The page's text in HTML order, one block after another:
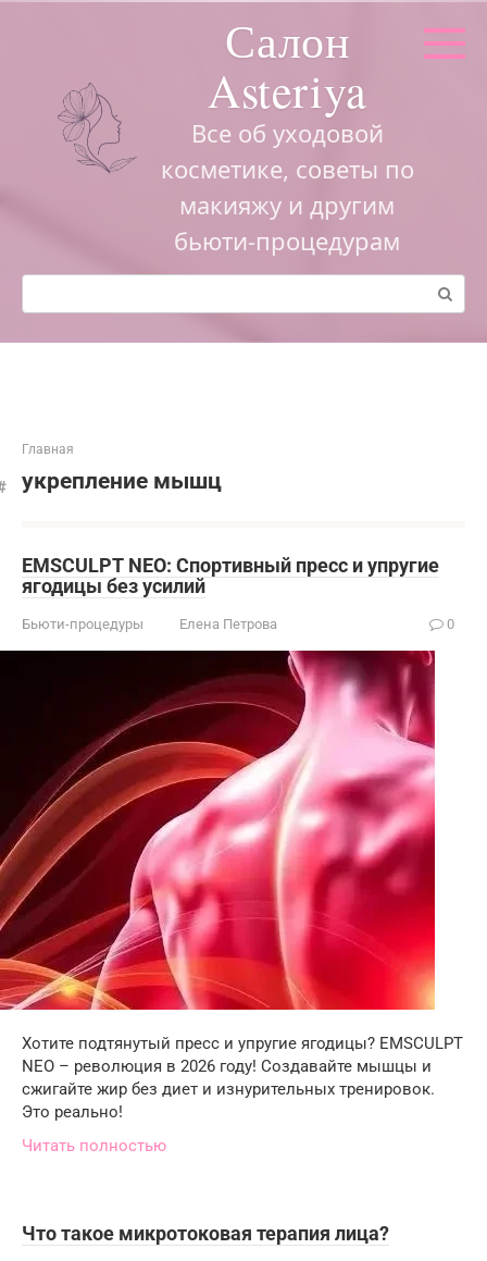
Салон
Asteriya
Все об уходовой
косметике, советы по
макияжу и другим
бьюти-процедурам
Поиск:
Главная
укрепление мышц
EMSCULPT NEO: Спортивный пресс и упругие
ягодицы без усилий
Бьюти-процедуры Елена Петрова 0
Хотите подтянутый пресс и упругие ягодицы? EMSCULPT
NEO – революция в 2026 году! Создавайте мышцы и
сжигайте жир без диет и изнурительных тренировок.
Это реально!
Читать полностью
Что такое микротоковая терапия лица?